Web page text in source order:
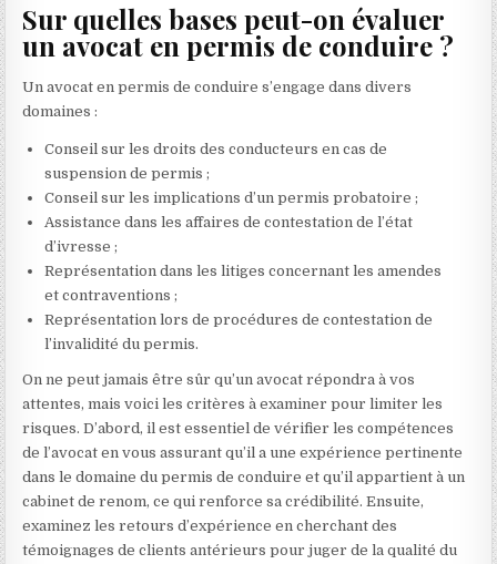
Sur quelles bases peut-on évaluer
un avocat en permis de conduire ?
Un avocat en permis de conduire s’engage dans divers
domaines :
Conseil sur les droits des conducteurs en cas de
suspension de permis ;
Conseil sur les implications d’un permis probatoire ;
Assistance dans les affaires de contestation de l’état
d’ivresse ;
Représentation dans les litiges concernant les amendes
et contraventions ;
Représentation lors de procédures de contestation de
l’invalidité du permis.
On ne peut jamais être sûr qu’un avocat répondra à vos
attentes, mais voici les critères à examiner pour limiter les
risques. D’abord, il est essentiel de vérifier les compétences
de l’avocat en vous assurant qu’il a une expérience pertinente
dans le domaine du permis de conduire et qu’il appartient à un
cabinet de renom, ce qui renforce sa crédibilité. Ensuite,
examinez les retours d’expérience en cherchant des
témoignages de clients antérieurs pour juger de la qualité du